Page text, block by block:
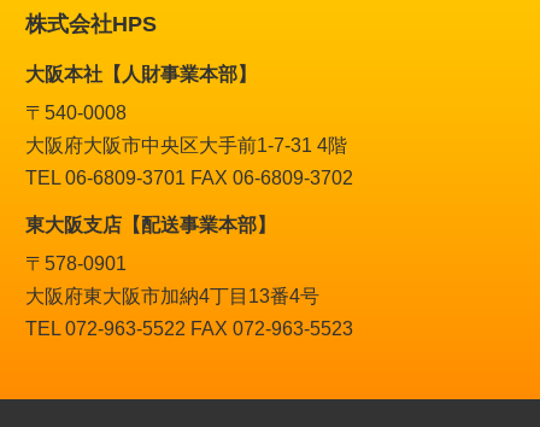
株式会社HPS
大阪本社【人財事業本部】
〒540-0008
大阪府大阪市中央区大手前1-7-31 4階
TEL 06-6809-3701 FAX 06-6809-3702
東大阪支店【配送事業本部】
〒578-0901
大阪府東大阪市加納4丁目13番4号
TEL 072-963-5522 FAX 072-963-5523